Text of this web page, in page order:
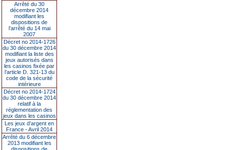
Arrêté du 30
décembre 2014
modifiant les
dispositions de
l’arrêté du 14 mai
2007
Décret no 2014-1726
du 30 décembre 2014
modifiant la liste des
jeux autorisés dans
les casinos fixée par
l’article D. 321-13 du
code de la sécurité
intérieure
Décret no 2014-1724
du 30 décembre 2014
relatif à la
réglementation des
jeux dans les casinos
Les jeux d’argent en
France - Avril 2014
Arrêté du 6 décembre
2013 modifiant les